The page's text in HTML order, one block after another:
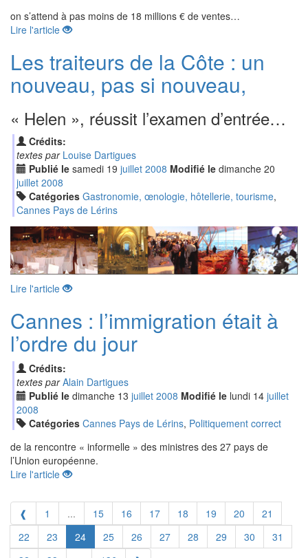
on s’attend à pas moins de 18 millions € de ventes…
Lire l'article
Les traiteurs de la Côte : un
nouveau, pas si nouveau,
« Helen », réussit l’examen d’entrée…
Crédits:
textes par Louise Dartigues
Publié le samedi 19 juillet 2008 Modifié le dimanche 20
juillet 2008
Catégories Gastronomie, œnologie, hôtellerie, tourisme,
Cannes Pays de Lérins
Lire l'article
Cannes : l’immigration était à
l’ordre du jour
Crédits:
textes par Alain Dartigues
Publié le dimanche 13 juillet 2008 Modifié le lundi 14 juillet
2008
Catégories Cannes Pays de Lérins, Politiquement correct
de la rencontre « informelle » des ministres des 27 pays de
l’Union européenne.
Lire l'article
❰ 1 ... 15 16 17 18 19 20
21
22
23 24 25 26 27 28 29 30
31